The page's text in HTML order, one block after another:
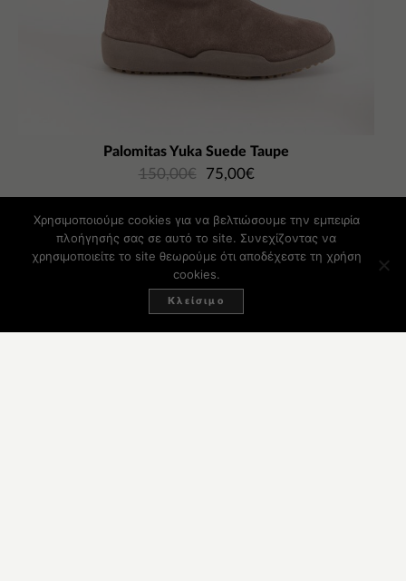
Palomitas Yuka Suede Taupe
150,00€ 75,00€
Χρησιμοποιούμε cookies για να βελτιώσουμε την εμπειρία
πλοήγησής σας σε αυτό το site. Συνεχίζοντας να
χρησιμοποιείτε το site θεωρούμε ότι αποδέχεστε τη χρήση
cookies.
Κλείσιμο